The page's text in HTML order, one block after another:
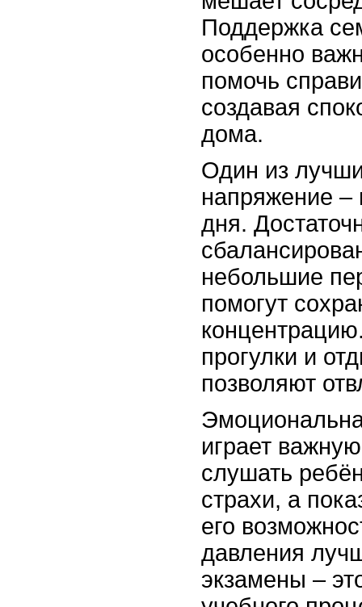
Поддержка
особенно
помочь
создавая
дома.
Один из
напряжение –
дня.
небольшие
помогут
прогулки и
позволяют
играет
слушать
страхи, а
его
давления
экзамены –